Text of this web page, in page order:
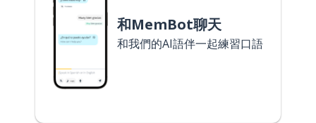
和MemBot聊天
和我們的AI語伴一起練習口語